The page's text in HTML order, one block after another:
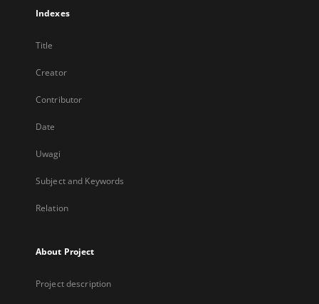
Indexes
Title
Creator
Contributor
Date
Uwagi
Subject and Keywords
Relation
About Project
Project description